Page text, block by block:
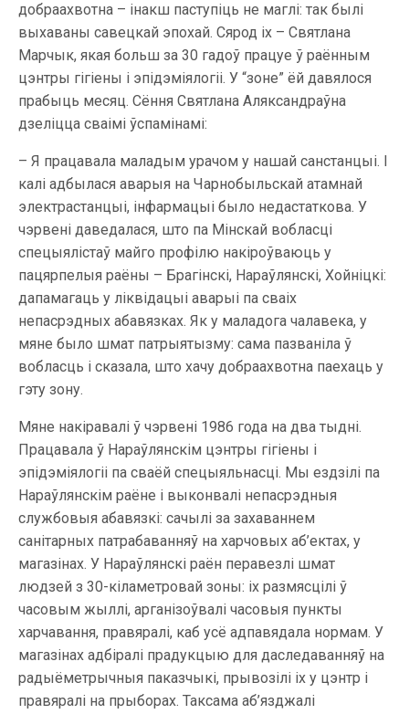
добраахвотна – інакш паступіць не маглі: так былі
выхаваны савецкай эпохай. Сярод іх – Святлана
Марчык, якая больш за 30 гадоў працуе ў раённым
цэнтры гігіены і эпідэміялогіі. У “зоне” ёй давялося
прабыць месяц. Сёння Святлана Аляксандраўна
дзеліцца сваімі ўспамінамі:
– Я працавала маладым урачом у нашай санстанцыі. І
калі адбылася аварыя на Чарнобыльскай атамнай
электрастанцыі, інфармацыі было недастаткова. У
чэрвені даведалася, што па Мінскай вобласці
спецыялістаў майго профілю накіроўваюць у
пацярпелыя раёны – Брагінскі, Нараўлянскі, Хойніцкі:
дапамагаць у ліквідацыі аварыі па сваіх
непасрэдных абавязках. Як у маладога чалавека, у
мяне было шмат патрыятызму: сама пазваніла ў
вобласць і сказала, што хачу добраахвотна паехаць у
гэту зону.
Мяне накіравалі ў чэрвені 1986 года на два тыдні.
Працавала ў Нараўлянскім цэнтры гігіены і
эпідэміялогіі па сваёй спецыяльнасці. Мы ездзілі па
Нараўлянскім раёне і выконвалі непасрэдныя
службовыя абавязкі: сачылі за захаваннем
санітарных патрабаванняў на харчовых аб’ектах, у
магазінах. У Нараўлянскі раён перавезлі шмат
людзей з 30-кіламетровай зоны: іх размясцілі ў
часовым жыллі, арганізоўвалі часовыя пункты
харчавання, правяралі, каб усё адпавядала нормам. У
магазінах адбіралі прадукцыю для даследаванняў на
радыёметрычныя паказчыкі, прывозілі іх у цэнтр і
правяралі на прыборах. Таксама аб’язджалі